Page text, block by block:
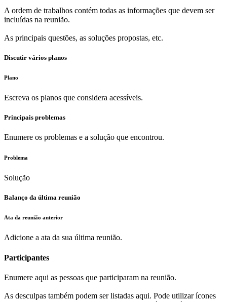
A ordem de trabalhos contém todas as informações que devem ser
incluídas na reunião.
As principais questões, as soluções propostas, etc.
Discutir vários planos
Plano
Escreva os planos que considera acessíveis.
Principais problemas
Enumere os problemas e a solução que encontrou.
Problema
Solução
Balanço da última reunião
Ata da reunião anterior
Adicione a ata da sua última reunião.
Participantes
Enumere aqui as pessoas que participaram na reunião.
As desculpas também podem ser listadas aqui. Pode utilizar ícones